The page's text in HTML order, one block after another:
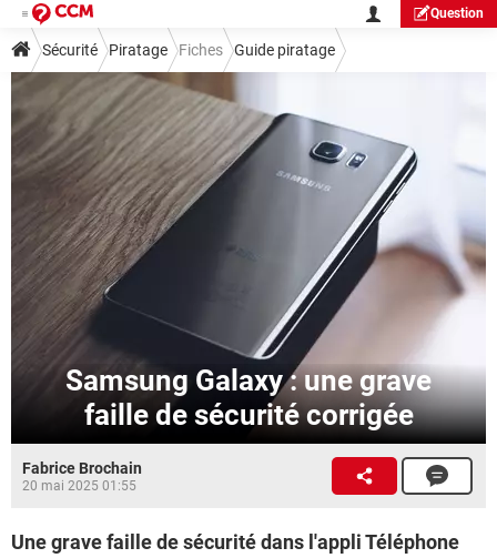
Question
Sécurité Piratage Fiches Guide piratage
Samsung Galaxy : une grave
faille de sécurité corrigée
Fabrice Brochain
20 mai 2025 01:55
Une grave faille de sécurité dans l'appli Téléphone